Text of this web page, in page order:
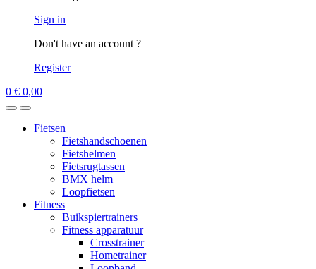
Sign in
Don't have an account ?
Register
0 € 0,00
Fietsen
Fietshandschoenen
Fietshelmen
Fietsrugtassen
BMX helm
Loopfietsen
Fitness
Buikspiertrainers
Fitness apparatuur
Crosstrainer
Hometrainer